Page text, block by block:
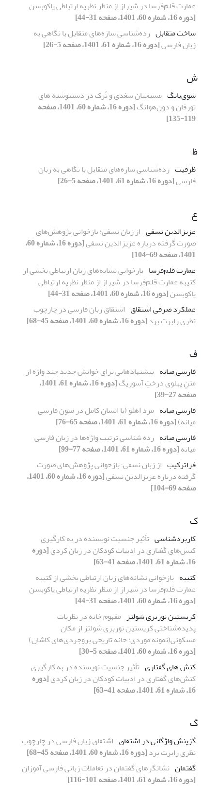
عمارت قلم‌فرسا در شیراز از منظر نظریه ارتباطی یاکوبسن
[دوره 16، شماره 60، 1401، صفحه 31-44]
ساخت متقابل رده‌شناسی سازه‌های متقابل با نگاهی به
زبان فارسی[دوره 16، شماره 61، 1401، صفحه 5-26]
ش
شوی‌پانگ مسیحیان سغدی و تُرک در دستنوشته های
تورفان و دون‌هوانگ
[دوره 16، شماره 60، 1401، صفحه
119-135]
ظ
ظرفیت رده‌شناسی سازه‌های متقابل با نگاهی به زبان
فارسی[دوره 16، شماره 61، 1401، صفحه 5-26]
ع
عزیزالدین نسفی از زبان نسفی؛ بازخوانی پژوهش‌های
صورت گرفته درباره عزیزالدین نسفی
[دوره 16، شماره 60،
1401، صفحه 69-104]
عمارت قلم‌فرسا بازخوانی نشانه‌های زبان ارتباطی بخشی از
کتیبه‌ عمارت قلم‌فرسا در شیراز از منظر نظریه ارتباطی
یاکوبسن[دوره 16، شماره 60، 1401، صفحه 31-44]
عملکرد صرفی اشتقاق اشتقاق زبان فارسی در چارچوب
نظری رابرت برد[دوره 16، شماره 60، 1401، صفحه 45-68]
ف
فارسی میانه پیشنهادهایی برای خوانش جدید چند واژه از
متنِ پهلوی درختِ آسوریگ
[دوره 16، شماره 61، 1401،
صفحه 27-39]
فارسی میانه مرد اَهلَو (یا انسان کامل در متون فارسی
میانه)[دوره 16، شماره 61، 1401، صفحه 65-76]
فارسی میانه رده شناسی ترتیب واژه‌ها در زبان فارسی
میانه[دوره 16، شماره 61، 1401، صفحه 77-99]
فراترکیب از زبان نسفی؛ بازخوانی پژوهش‌های صورت
گرفته درباره عزیزالدین نسفی
[دوره 16، شماره 60، 1401،
صفحه 69-104]
ک
کاربردشناسی تأثیر جنسیت نویسنده در به کارگیری
کنش‌های گفتاری در ادبیات کودکان در زبان کردی[دوره
16، شماره 61، 1401، صفحه 41-63]
کتیبه بازخوانی نشانه‌های زبان ارتباطی بخشی از کتیبه‌
عمارت قلم‌فرسا در شیراز از منظر نظریه ارتباطی یاکوبسن
[دوره 16، شماره 60، 1401، صفحه 31-44]
کریستین نوربری شولتز مفهوم خانه در نظریات
پدیده‌شناختی کریستین نوربری شولتز از مکان
مسکونی(نمونه موردی: خانه تاریخی بروجردی‌های کاشان)
[دوره 16، شماره 60، 1401، صفحه 5-30]
کنش های گفتاری تأثیر جنسیت نویسنده در به کارگیری
کنش‌های گفتاری در ادبیات کودکان در زبان کردی[دوره
16، شماره 61، 1401، صفحه 41-63]
گ
گزینش واژگانی در اشتقاق اشتقاق زبان فارسی در چارچوب
نظری رابرت برد[دوره 16، شماره 60، 1401، صفحه 45-68]
گفتمان نشانگرهای گفتمان در تعاملات زبانی فارسی آموزان
[دوره 16، شماره 61، 1401، صفحه 101-116]